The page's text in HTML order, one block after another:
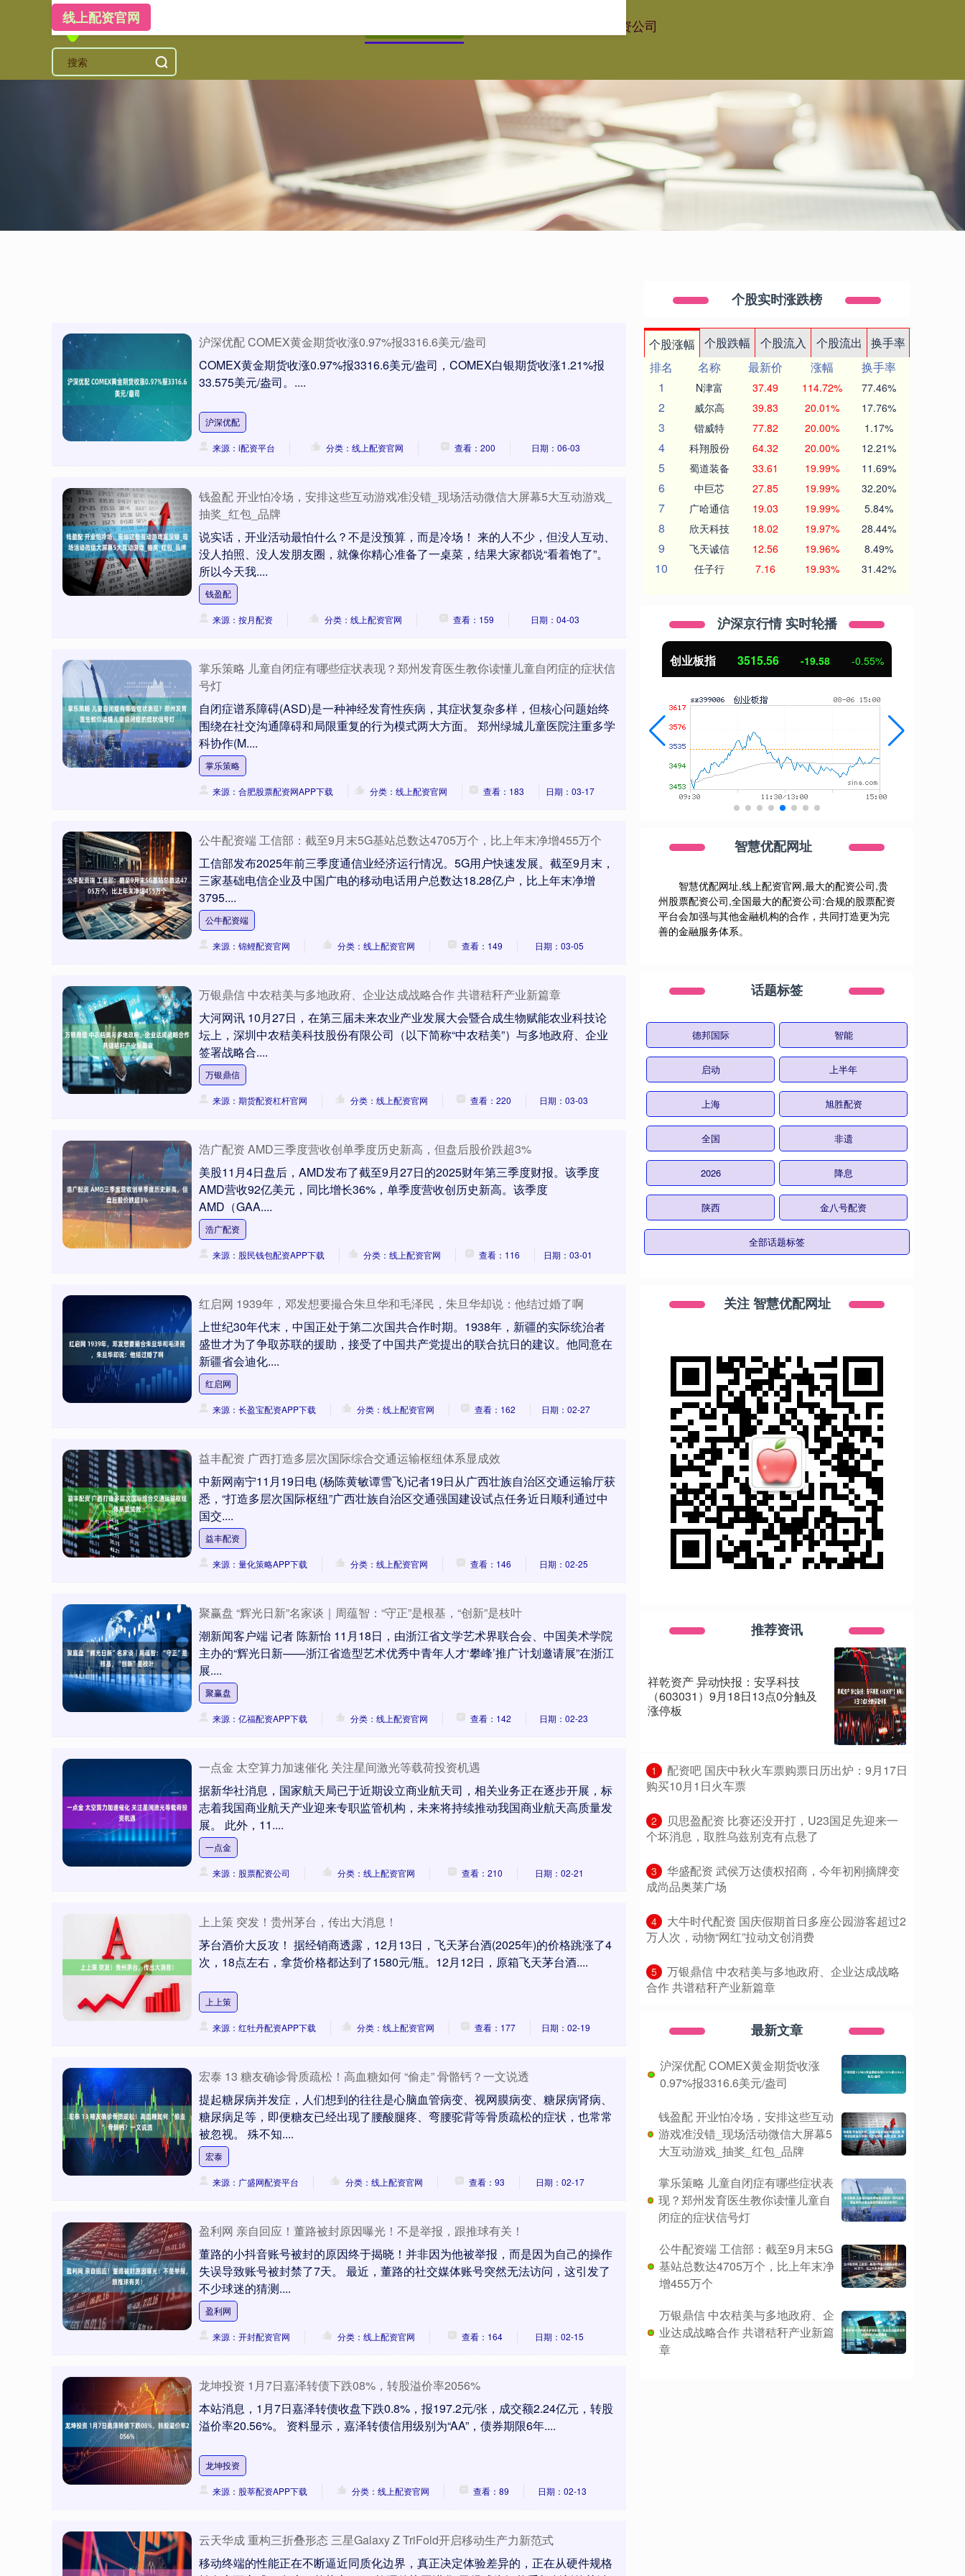
贵州股票配资公司
线上配资官网
沪深优配 COMEX黄金期货收涨0.97%报3316.6美元/盎司
COMEX黄金期货收涨0.97%报3316.6美元/盎司，COMEX白银期货收涨1.21%报
33.575美元/盎司。....
沪深优配
来源：i配资平台 分类：线上配资官网 查看：200 日期：06-03
钱盈配 开业怕冷场，安排这些互动游戏准没错_现场活动微信大屏幕5大互动游戏_
抽奖_红包_品牌
说实话，开业活动最怕什么？不是没预算，而是冷场！ 来的人不少，但没人互动、
没人拍照、没人发朋友圈，就像你精心准备了一桌菜，结果大家都说“看着饱了”。
所以今天我....
钱盈配
来源：按月配资 分类：线上配资官网 查看：159 日期：04-03
掌乐策略 儿童自闭症有哪些症状表现？郑州发育医生教你读懂儿童自闭症的症状信
号灯
自闭症谱系障碍(ASD)是一种神经发育性疾病，其症状复杂多样，但核心问题始终
围绕在社交沟通障碍和局限重复的行为模式两大方面。 郑州绿城儿童医院注重多学
科协作(M....
掌乐策略
来源：合肥股票配资网APP下载 分类：线上配资官网 查看：183 日期：03-17
公牛配资端 工信部：截至9月末5G基站总数达4705万个，比上年末净增455万个
工信部发布2025年前三季度通信业经济运行情况。5G用户快速发展。截至9月末，
三家基础电信企业及中国广电的移动电话用户总数达18.28亿户，比上年末净增
3795....
公牛配资端
来源：锦鲤配资官网 分类：线上配资官网 查看：149 日期：03-05
万银鼎信 中农秸美与多地政府、企业达成战略合作 共谱秸秆产业新篇章
大河网讯 10月27日，在第三届未来农业产业发展大会暨合成生物赋能农业科技论
坛上，深圳中农秸美科技股份有限公司（以下简称“中农秸美”）与多地政府、企业
签署战略合....
万银鼎信
来源：期货配资杠杆官网 分类：线上配资官网 查看：220 日期：03-03
浩广配资 AMD三季度营收创单季度历史新高，但盘后股价跌超3%
美股11月4日盘后，AMD发布了截至9月27日的2025财年第三季度财报。该季度
AMD营收92亿美元，同比增长36%，单季度营收创历史新高。该季度
AMD（GAA....
浩广配资
来源：股民钱包配资APP下载 分类：线上配资官网 查看：116 日期：03-01
红启网 1939年，邓发想要撮合朱旦华和毛泽民，朱旦华却说：他结过婚了啊
上世纪30年代末，中国正处于第二次国共合作时期。1938年，新疆的实际统治者
盛世才为了争取苏联的援助，接受了中国共产党提出的联合抗日的建议。他同意在
新疆省会迪化....
红启网
来源：长盈宝配资APP下载 分类：线上配资官网 查看：162 日期：02-27
益丰配资 广西打造多层次国际综合交通运输枢纽体系显成效
中新网南宁11月19日电 (杨陈黄敏谭雪飞)记者19日从广西壮族自治区交通运输厅获
悉，“打造多层次国际枢纽”广西壮族自治区交通强国建设试点任务近日顺利通过中
国交....
益丰配资
来源：量化策略APP下载 分类：线上配资官网 查看：146 日期：02-25
聚赢盘 “辉光日新”名家谈｜周蕴智：“守正”是根基，“创新”是枝叶
潮新闻客户端 记者 陈新怡 11月18日，由浙江省文学艺术界联合会、中国美术学院
主办的“辉光日新——浙江省造型艺术优秀中青年人才‘攀峰’推广计划邀请展”在浙江
展....
聚赢盘
来源：亿福配资APP下载 分类：线上配资官网 查看：142 日期：02-23
一点金 太空算力加速催化 关注星间激光等载荷投资机遇
据新华社消息，国家航天局已于近期设立商业航天司，相关业务正在逐步开展，标
志着我国商业航天产业迎来专职监管机构，未来将持续推动我国商业航天高质量发
展。 此外，11....
一点金
来源：股票配资公司 分类：线上配资官网 查看：210 日期：02-21
上上策 突发！贵州茅台，传出大消息！
茅台酒价大反攻！ 据经销商透露，12月13日，飞天茅台酒(2025年)的价格跳涨了4
次，18点左右，拿货价格都达到了1580元/瓶。12月12日，原箱飞天茅台酒....
上上策
来源：红牡丹配资APP下载 分类：线上配资官网 查看：177 日期：02-19
宏泰 13 糖友确诊骨质疏松！高血糖如何 “偷走” 骨骼钙？一文说透
提起糖尿病并发症，人们想到的往往是心脑血管病变、视网膜病变、糖尿病肾病、
糖尿病足等，即便糖友已经出现了腰酸腿疼、弯腰驼背等骨质疏松的症状，也常常
被忽视。 殊不知....
宏泰
来源：广盛网配资平台 分类：线上配资官网 查看：93 日期：02-17
盈利网 亲自回应！董路被封原因曝光！不是举报，跟推球有关！
董路的小抖音账号被封的原因终于揭晓！并非因为他被举报，而是因为自己的操作
失误导致账号被封禁了7天。 最近，董路的社交媒体账号突然无法访问，这引发了
不少球迷的猜测....
盈利网
来源：开封配资官网 分类：线上配资官网 查看：164 日期：02-15
龙坤投资 1月7日嘉泽转债下跌08%，转股溢价率2056%
本站消息，1月7日嘉泽转债收盘下跌0.8%，报197.2元/张，成交额2.24亿元，转股
溢价率20.56%。 资料显示，嘉泽转债信用级别为“AA”，债券期限6年....
龙坤投资
来源：股莘配资APP下载 分类：线上配资官网 查看：89 日期：02-13
云天华成 重构三折叠形态 三星Galaxy Z TriFold开启移动生产力新范式
移动终端的性能正在不断逼近同质化边界，真正决定体验差异的，正在从硬件规格
个股实时涨跌榜
个股涨幅 个股跌幅 个股流入 个股流出
换手率
排名
名称 最新价 涨幅
换手率
1
N津富 37.49 114.72% 77.46%
2 威尔高 39.83 20.01% 17.76%
3 锴威特 77.82 20.00% 1.17%
4 科翔股份 64.32 20.00% 12.21%
5 蜀道装备 33.61 19.99% 11.69%
6 中巨芯 27.85 19.99% 32.20%
7 广哈通信 19.03 19.99% 5.84%
8 欣天科技 18.02 19.97% 28.44%
9 飞天诚信 12.56 19.96% 8.49%
10 任子行 7.16 19.93% 31.42%
沪深京行情 实时轮播
北证50 1122.88 3.42 0.30% 创业板指 3515.56 -19.58 -0.55% 基金指数 7229.80 -1.63 -0.02%
智慧优配网址
智慧优配网址,线上配资官网,最大的配资公司,贵
州股票配资公司,全国最大的配资公司:合规的股票配资
平台会加强与其他金融机构的合作，共同打造更为完
善的金融服务体系。
话题标签
德邦国际 智能
启动 上半年
上海 旭胜配资
全国 非遗
2026 降息
陕西 金八号配资
全部话题标签
关注 智慧优配网址
推荐资讯
祥乾资产 异动快报：安孚科技
（603031）9月18日13点0分触及
涨停板
1
​配资吧 国庆中秋火车票购票日历出炉：9月17日
购买10月1日火车票
2
​贝思盈配资 比赛还没开打，U23国足先迎来一
个坏消息，取胜乌兹别克有点悬了
3
​华盛配资 武侯万达债权招商，今年初刚摘牌变
成尚品奥莱广场
4
​大牛时代配资 国庆假期首日多座公园游客超过2
万人次，动物“网红”拉动文创消费
5
​万银鼎信 中农秸美与多地政府、企业达成战略
合作 共谱秸秆产业新篇章
最新文章
沪深优配 COMEX黄金期货收涨
0.97%报3316.6美元/盎司
钱盈配 开业怕冷场，安排这些互动
游戏准没错_现场活动微信大屏幕5
大互动游戏_抽奖_红包_品牌
掌乐策略 儿童自闭症有哪些症状表
现？郑州发育医生教你读懂儿童自
闭症的症状信号灯
公牛配资端 工信部：截至9月末5G
基站总数达4705万个，比上年末净
增455万个
万银鼎信 中农秸美与多地政府、企
业达成战略合作 共谱秸秆产业新篇
章